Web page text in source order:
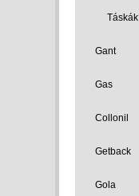
Táskák
Gant
Gas
Collonil
Getback
Gola